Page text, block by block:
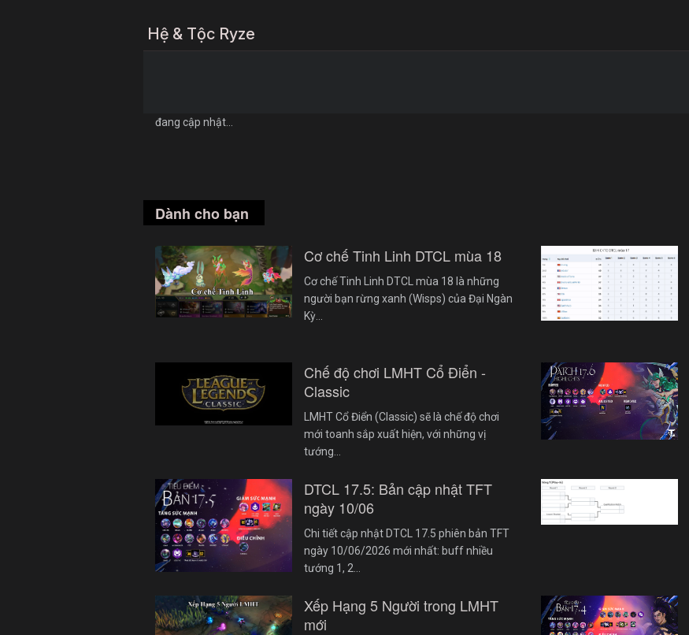
Hệ & Tộc Ryze
đang cập nhật...
Dành cho bạn
Cơ chế Tinh Linh DTCL mùa 18
Cơ chế Tinh Linh DTCL mùa 18 là những
người bạn rừng xanh (Wisps) của Đại Ngàn
Kỳ…
Chế độ chơi LMHT Cổ Điển -
Classic
LMHT Cổ Điển (Classic) sẽ là chế độ chơi
mới toanh sắp xuất hiện, với những vị
tướng…
DTCL 17.5: Bản cập nhật TFT
ngày 10/06
Chi tiết cập nhật DTCL 17.5 phiên bản TFT
ngày 10/06/2026 mới nhất: buff nhiều
tướng 1, 2…
Xếp Hạng 5 Người trong LMHT
mới